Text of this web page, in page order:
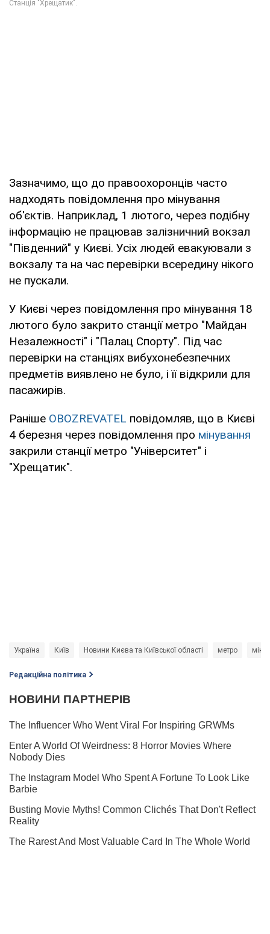
Зазначимо, що до правоохоронців часто
надходять повідомлення про мінування
об'єктів. Наприклад, 1 лютого, через подібну
інформацію не працював залізничний вокзал
"Південний" у Києві. Усіх людей евакуювали з
вокзалу та на час перевірки всередину нікого
не пускали.
У Києві через повідомлення про мінування 18
лютого було закрито станції метро "Майдан
Незалежності" і "Палац Спорту". Під час
перевірки на станціях вибухонебезпечних
предметів виявлено не було, і її відкрили для
пасажирів.
Раніше OBOZREVATEL повідомляв, що в Києві
4 березня через повідомлення про мінування
закрили станції метро "Університет" і
"Хрещатик".
Україна Київ Новини Києва та Київської області метро
Редакційна політика